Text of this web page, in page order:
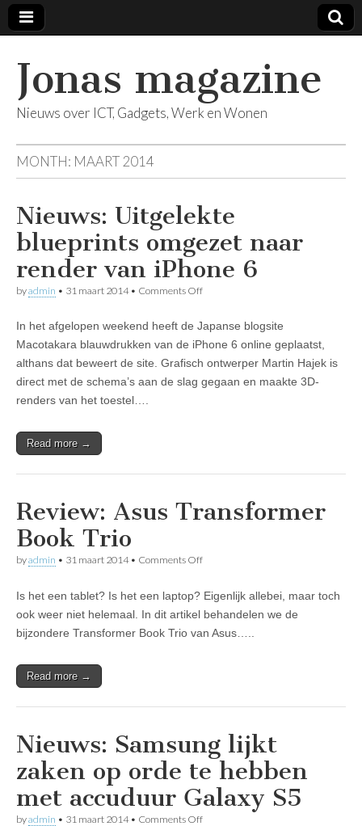
Jonas magazine
Nieuws over ICT, Gadgets, Werk en Wonen
MONTH: MAART 2014
Nieuws: Uitgelekte
blueprints omgezet naar
render van iPhone 6
byadmin • 31 maart 2014• Comments Offon
blueprints
omgezet
render
van
In het afgelopen weekend heeft de Japanse blogsite
Macotakara blauwdrukken van de iPhone 6 online geplaatst,
althans dat beweert de site. Grafisch ontwerper Martin Hajek is
direct met de schema’s aan de slag gegaan en maakte 3D-
renders van het toestel….
Read more →
Review: Asus Transformer
Book Trio
byadmin • 31 maart 2014• Comments Offon
Transformer
Book
Is het een tablet? Is het een laptop? Eigenlijk allebei, maar toch
ook weer niet helemaal. In dit artikel behandelen we de
bijzondere Transformer Book Trio van Asus…..
Read more →
Nieuws: Samsung lijkt
zaken op orde te hebben
met accuduur Galaxy S5
byadmin • 31 maart 2014• Comments Offon